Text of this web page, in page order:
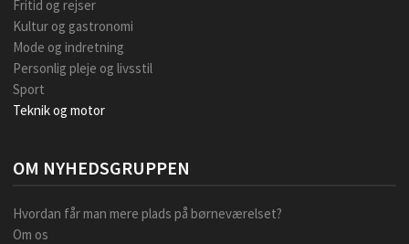
Fritid og rejser
Kultur og gastronomi
Mode og indretning
Personlig pleje og livsstil
Sport
Teknik og motor
OM NYHEDSGRUPPEN
Hvordan får man mere plads på børneværelset?
Om os